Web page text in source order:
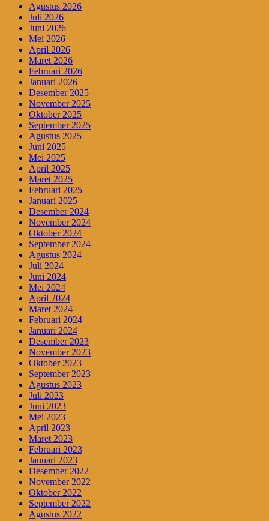
Agustus 2026
Juli 2026
Juni 2026
Mei 2026
April 2026
Maret 2026
Februari 2026
Januari 2026
Desember 2025
November 2025
Oktober 2025
September 2025
Agustus 2025
Juni 2025
Mei 2025
April 2025
Maret 2025
Februari 2025
Januari 2025
Desember 2024
November 2024
Oktober 2024
September 2024
Agustus 2024
Juli 2024
Juni 2024
Mei 2024
April 2024
Maret 2024
Februari 2024
Januari 2024
Desember 2023
November 2023
Oktober 2023
September 2023
Agustus 2023
Juli 2023
Juni 2023
Mei 2023
April 2023
Maret 2023
Februari 2023
Januari 2023
Desember 2022
November 2022
Oktober 2022
September 2022
Agustus 2022